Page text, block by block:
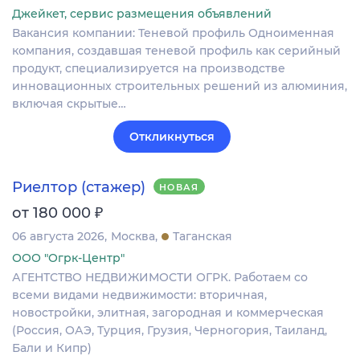
Джейкет, сервис размещения объявлений
Вакансия компании: Теневой профиль Одноименная
компания, создавшая теневой профиль как серийный
продукт, специализируется на производстве
инновационных строительных решений из алюминия,
включая скрытые…
Откликнуться
Риелтор (стажер) НОВАЯ
от 180 000 ₽
06 августа 2026 Москва
Таганская
ООО "Огрк-Центр"
АГЕНТСТВО НЕДВИЖИМОСТИ ОГРК. Работаем со
всеми видами недвижимости: вторичная,
новостройки, элитная, загородная и коммерческая
(Россия, ОАЭ, Турция, Грузия, Черногория, Таиланд,
Бали и Кипр)